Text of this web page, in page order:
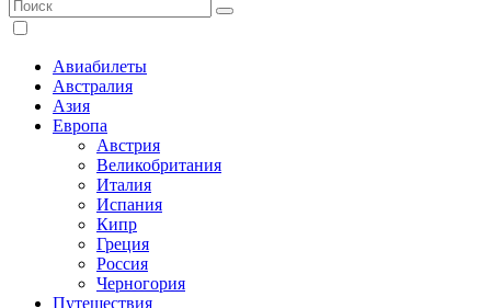
Авиабилеты
Австралия
Азия
Европа
Австрия
Великобритания
Италия
Испания
Кипр
Греция
Россия
Черногория
Путешествия